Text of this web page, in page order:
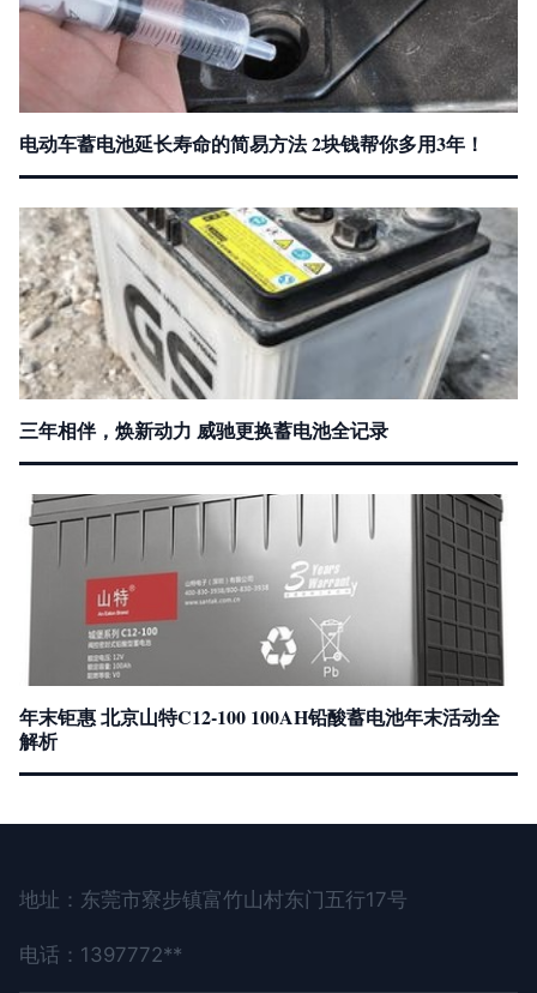
电动车蓄电池延长寿命的简易方法 2块钱帮你多用3年！
三年相伴，焕新动力 威驰更换蓄电池全记录
年末钜惠 北京山特C12-100 100AH铅酸蓄电池年末活动全
解析
地址：东莞市寮步镇富竹山村东门五行17号
电话：1397772**